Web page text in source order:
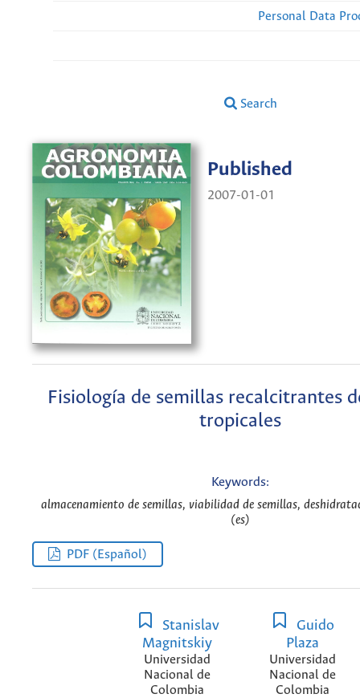
Personal Data
Search
Published
2007-01-01
Fisiología de semillas recalcitrantes
tropicales
Keywords:
almacenamiento de semillas, viabilidad de semillas,
(es)
PDF (Español)
Stanislav
Magnitskiy
Universidad
Nacional de
Colombia
Guido
Plaza
Universidad
Nacional de
Colombia